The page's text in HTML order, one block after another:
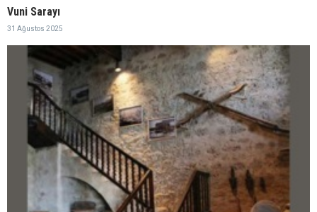
Vuni Sarayı
31 Ağustos 2025